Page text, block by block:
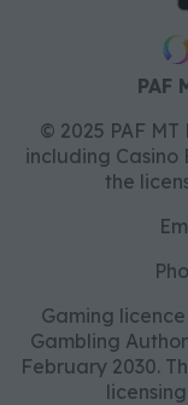
PAF
© 2025 PAF
including Casino
the
Gaming
Gambling
February 2030.